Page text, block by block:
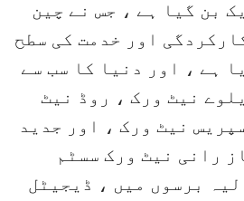
بن گیا ہے ، جس نے چین
اور خدمت کی سطح
ہے ، اور دنیا کا سب سے
نیٹ ورک ، روڈ نیٹ
نیٹ ورک ، اور جدید
رانی نیٹ ورک سسٹم
برسوں میں ، ڈیجیٹل